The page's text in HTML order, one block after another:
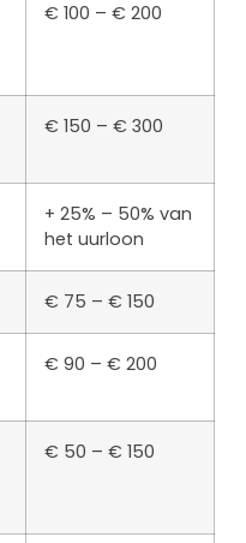
€ 100 – € 200
€ 150 – € 300
+ 25% – 50% van
het uurloon
€ 75 – € 150
€ 90 – € 200
€ 50 – € 150